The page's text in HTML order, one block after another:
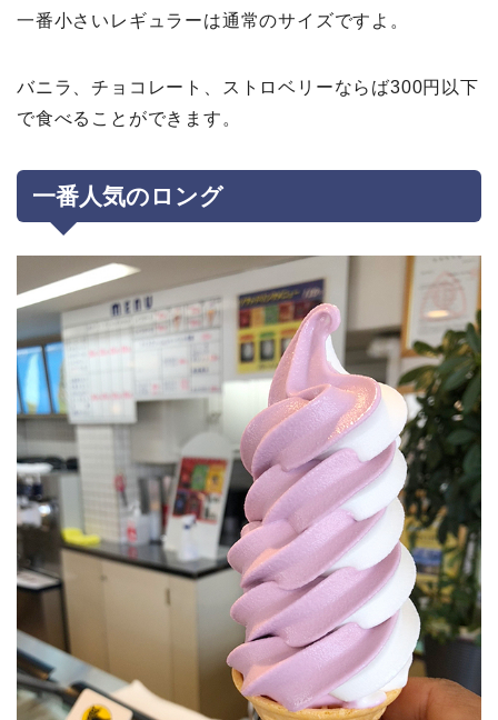
一番小さいレギュラーは通常のサイズですよ。
バニラ、チョコレート、ストロベリーならば300円以下
で食べることができます。
一番人気のロング